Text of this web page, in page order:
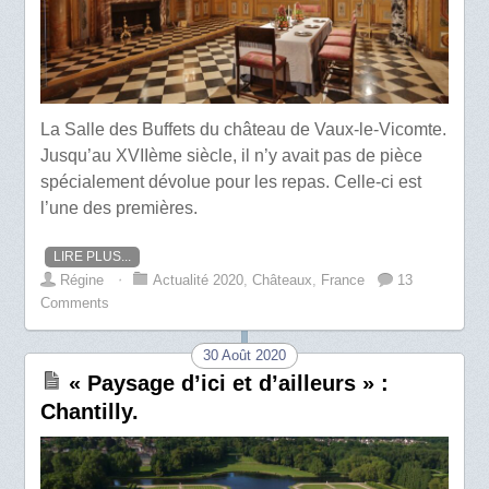
La Salle des Buffets du château de Vaux-le-Vicomte.
Jusqu’au XVIIème siècle, il n’y avait pas de pièce
spécialement dévolue pour les repas. Celle-ci est
l’une des premières.
LIRE PLUS...
Régine ⋅ Actualité 2020,Châteaux, France
13
Comments
30 Août 2020
« Paysage d’ici et d’ailleurs » :
Chantilly.